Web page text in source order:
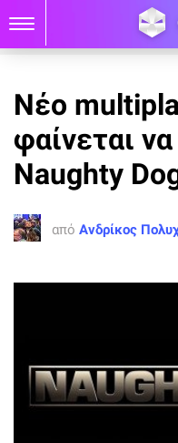
Νέο
φαίνεται
Naughty
από Ανδρίκος